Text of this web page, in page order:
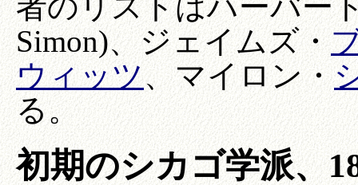
Simon)、ジェイムズ・
ウィッツ、マイロン・
る。
初期のシカゴ学派、